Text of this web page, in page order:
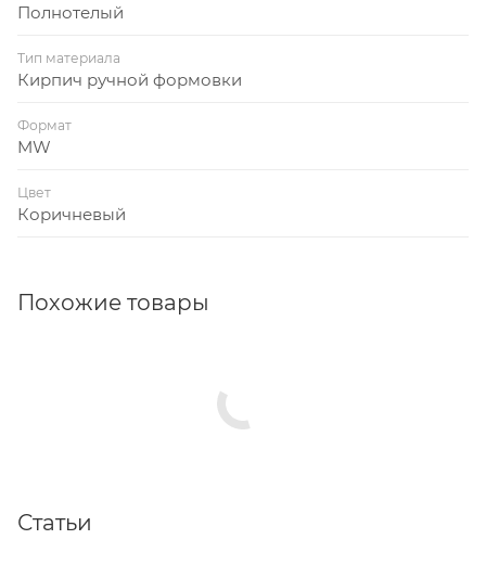
Полнотелый
Тип материала
Кирпич ручной формовки
Формат
MW
Цвет
Коричневый
Похожие товары
Статьи